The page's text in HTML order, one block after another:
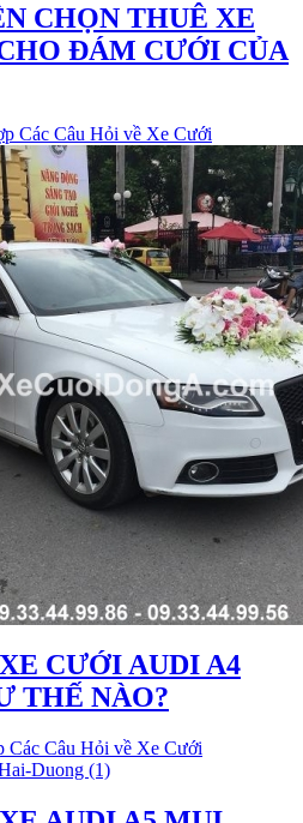
CHỌN THUÊ XE
ĐÁM CƯỚI CỦA
Các Câu Hỏi về Xe Cưới
CƯỚI AUDI A4
THẾ NÀO?
Các Câu Hỏi về Xe Cưới